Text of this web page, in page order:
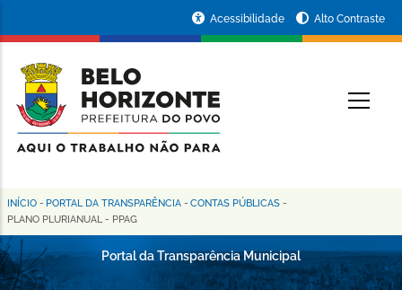
conteúdo
principal
da
Prefeitura
de
Horizonte
Acessibilidade Alto Contraste
Trilha
de
navegação
INÍCIO - PORTAL DA TRANSPARÊNCIA - CONTAS PÚBLICAS -
PLANO PLURIANUAL - PPAG
Portal da Transparência Municipal